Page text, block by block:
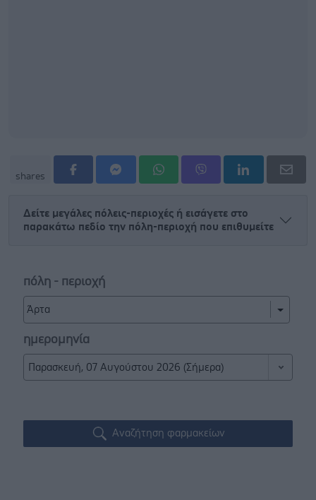
shares
Δείτε μεγάλες πόλεις-περιοχές ή εισάγετε στο
παρακάτω πεδίο την πόλη-περιοχή που επιθυμείτε
στο
κεντρικό
περιεχόμενο
πόλη - περιοχή
ημερομηνία
Αναζήτηση φαρμακείων